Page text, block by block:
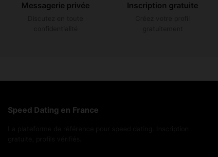
Messagerie privée Inscription gratuite
Speed Dating en France